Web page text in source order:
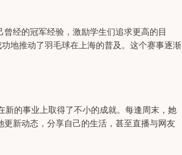
经的冠军经验，激励学生们追求更高的目
地推动了羽毛球在上海的普及。这个赛事逐渐
的事业上取得了不小的成就。每逢周末，她
新动态，分享自己的生活，甚至直播与网友